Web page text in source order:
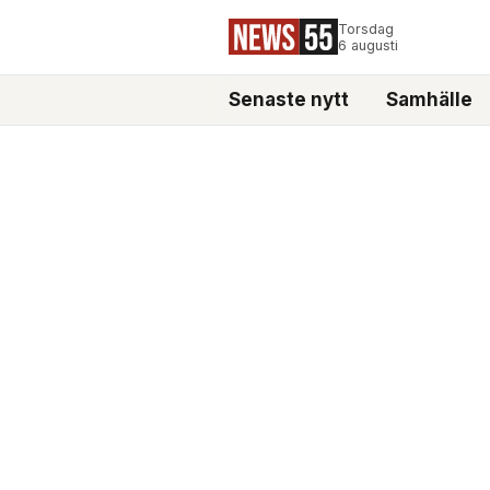
Torsdag
6 augusti
Senaste nytt Samhälle